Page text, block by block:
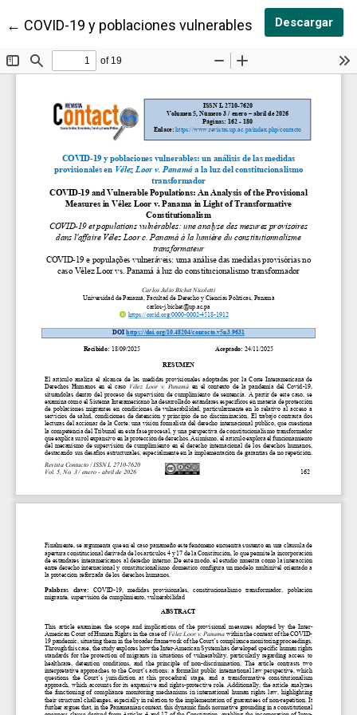
← Volver a los detalles del artículo
COVID-19 y poblaciones vulnerables Descargar